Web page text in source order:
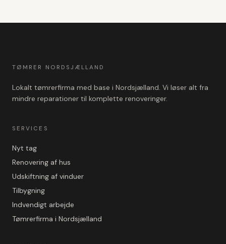
TØMRER NORDSJÆLLAND
Lokalt tømrerfirma med base i Nordsjælland. Vi løser alt fra
mindre reparationer til komplette renoveringer.
SERVICES
Nyt tag
Renovering af hus
Udskiftning af vinduer
Tilbygning
Indvendigt arbejde
Tømrerfirma i Nordsjælland